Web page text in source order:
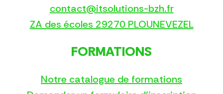
contact@itsolutions-bzh.fr
ZA des écoles 29270 PLOUNEVEZEL
FORMATIONS
Notre catalogue de formations